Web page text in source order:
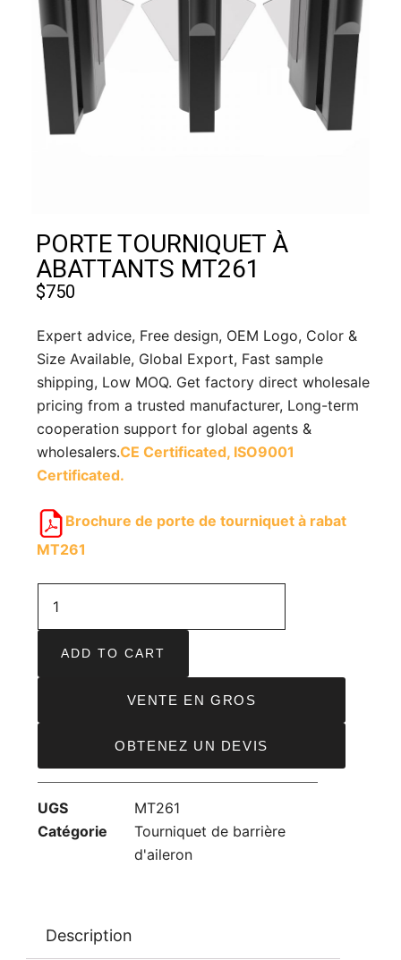
PORTE TOURNIQUET À
ABATTANTS MT261
$750
Expert advice, Free design, OEM Logo, Color &
Size Available, Global Export, Fast sample
shipping, Low MOQ. Get factory direct wholesale
pricing from a trusted manufacturer, Long-term
cooperation support for global agents &
wholesalers.CE Certificated, ISO9001
Certificated.
Brochure de porte de tourniquet à rabat
MT261
ADD TO CART
VENTE EN GROS
OBTENEZ UN DEVIS
UGS
MT261
Catégorie
Tourniquet de barrière
d'aileron
Description